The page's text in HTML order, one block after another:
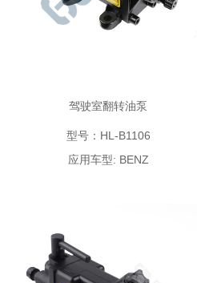
驾驶室翻转油泵
型号：HL-B1106
应用车型: BENZ